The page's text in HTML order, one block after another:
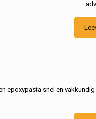
epoxypasta snel en